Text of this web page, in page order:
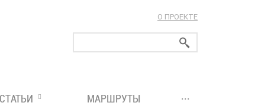
О ПРОЕКТЕ
СТАТЬИ МАРШРУТЫ ...